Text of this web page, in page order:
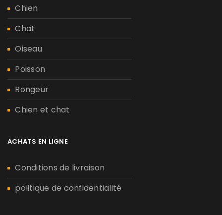
Chien
Chat
Oiseau
Poisson
Rongeur
Chien et chat
ACHATS EN LIGNE
Conditions de livraison
politique de confidentialité